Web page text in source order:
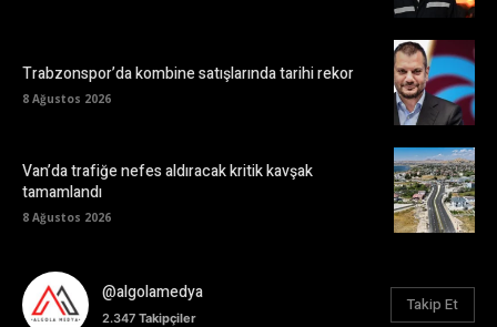
Trabzonspor’da kombine satışlarında tarihi rekor
8 Ağustos 2026
Van’da trafiğe nefes aldıracak kritik kavşak
tamamlandı
8 Ağustos 2026
@algolamedya
2.347 Takipçiler
Takip Et